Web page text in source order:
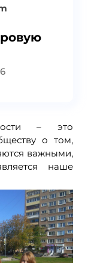
– это
о том,
важными,
наше